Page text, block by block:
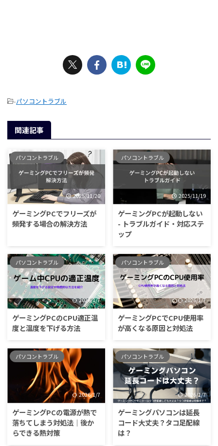
-パソコントラブル
関連記事
パソコントラブル
2025/11/20
ゲーミングPCでフリーズが
頻発する場合の解決方法
パソコントラブル
2025/11/19
ゲーミングPCが起動しない
- トラブルガイド・対応ステ
ップ
パソコントラブル
2026/1/7
ゲーミングPCのCPU適正温
度と温度を下げる方法
パソコントラブル
2026/1/7
ゲーミングPCでCPU使用率
が高くなる原因と対処法
パソコントラブル
2026/1/7
ゲーミングPCの電源が熱で
落ちてしまう対処法｜後か
らできる熱対策
パソコントラブル
2026/1/7
ゲーミングパソコンは延長
コード大丈夫？タコ足配線
は？